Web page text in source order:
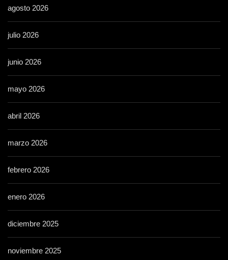
agosto 2026
julio 2026
junio 2026
mayo 2026
abril 2026
marzo 2026
febrero 2026
enero 2026
diciembre 2025
noviembre 2025